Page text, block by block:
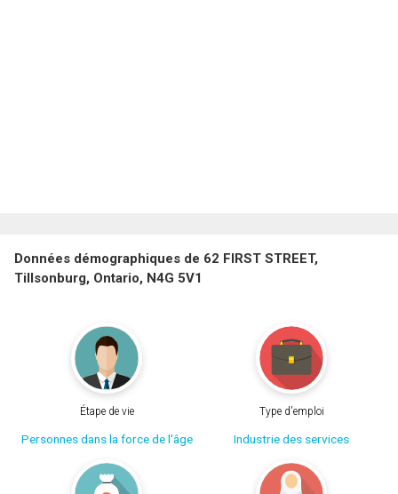
Données démographiques de 62 FIRST STREET,
Tillsonburg, Ontario, N4G 5V1
Étape de vie
Personnes dans la force de l'âge
Type d'emploi
Industrie des services